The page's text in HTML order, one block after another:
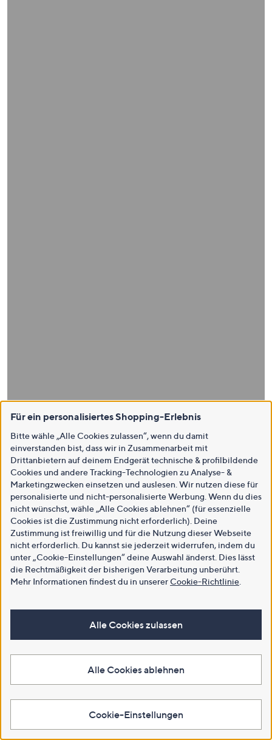
Für ein personalisiertes Shopping-Erlebnis
Bitte wähle „Alle Cookies zulassen“, wenn du damit
einverstanden bist, dass wir in Zusammenarbeit mit
Drittanbietern auf deinem Endgerät technische & profilbildende
Cookies und andere Tracking-Technologien zu Analyse- &
Marketingzwecken einsetzen und auslesen. Wir nutzen diese für
personalisierte und nicht-personalisierte Werbung. Wenn du dies
nicht wünschst, wähle „Alle Cookies ablehnen“ (für essenzielle
Cookies ist die Zustimmung nicht erforderlich). Deine
Zustimmung ist freiwillig und für die Nutzung dieser Webseite
nicht erforderlich. Du kannst sie jederzeit widerrufen, indem du
unter „Cookie-Einstellungen“ deine Auswahl änderst. Dies lässt
die Rechtmäßigkeit der bisherigen Verarbeitung unberührt.
Mehr Informationen findest du in unsererCookie-Richtlinie
Alle Cookies zulassen
Alle Cookies ablehnen
Cookie-Einstellungen